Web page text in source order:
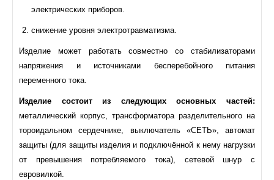
электрических приборов.
снижение уровня электротравматизма.
Изделие может работать совместно со стабилизаторами
напряжения и источниками бесперебойного питания
переменного тока.
Изделие состоит из следующих основных частей:
металлический корпус, трансформатора разделительного на
тороидальном сердечнике, выключатель «СЕТЬ», автомат
защиты (для защиты изделия и подключённой к нему нагрузки
от превышения потребляемого тока), сетевой шнур с
евровилкой.